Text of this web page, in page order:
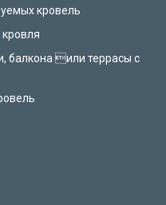
кровель
балкона или террасы с